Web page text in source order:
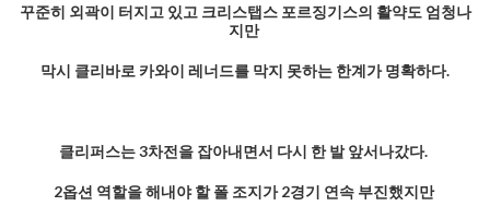
꾸준히 외곽이 터지고 있고 크리스탭스 포르징기스의 활약도 엄청나
지만
막시 클리바로 카와이 레너드를 막지 못하는 한계가 명확하다.
클리퍼스는 3차전을 잡아내면서 다시 한 발 앞서나갔다.
2옵션 역할을 해내야 할 폴 조지가 2경기 연속 부진했지만